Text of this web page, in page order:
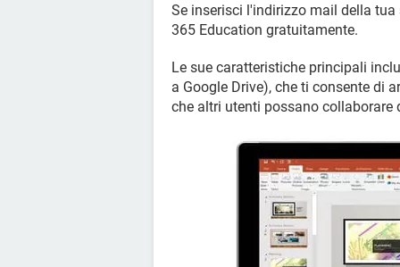
Se inserisci l'indirizzo mail della
365 Education gratuitamente.
Le sue caratteristiche principali
a Google Drive), che ti consente di
che altri utenti possano collaborare